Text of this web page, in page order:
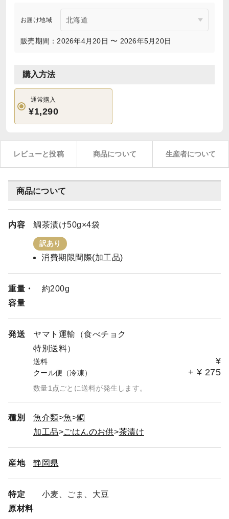
お届け地域
販売期間：2026年4月20日 〜 2026年5月20日
購入方法
通常購入
¥1,290
レビューと投稿 商品について 生産者について
商品について
内容 鯛茶漬け50g×4袋
訳あり
消費期限間際(加工品)
重量・
容量
約200g
発送
ヤマト運輸（食べチョク
特別送料）
送料 ¥
クール便（冷凍） + ¥ 275
数量1点ごとに送料が発生します。
種別 魚介類 魚
鯛
加工品
ごはんのお供 茶漬け
産地 静岡県
特定
原材料
小麦、ごま、大豆